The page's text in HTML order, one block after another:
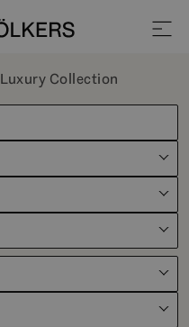
Luxury Collection